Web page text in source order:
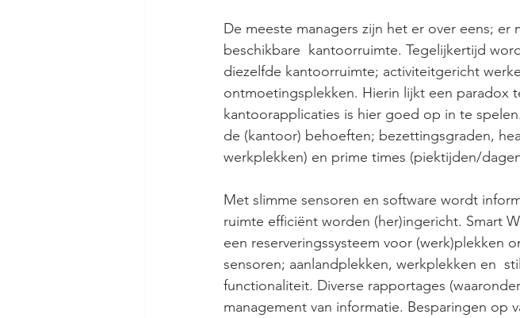
De meeste managers zijn het er over eens;
beschikbare  kantoorruimte. Tegelijkertijd
diezelfde kantoorruimte; activiteitgericht
ontmoetingsplekken. Hierin lijkt een paradox
kantoorapplicaties is hier goed op in te
de (kantoor) behoeften; bezettingsgraden,
werkplekken) en prime times (piektijden/
Met slimme sensoren en software wordt
ruimte efficiënt worden (her)ingericht. Smart
een reserveringssysteem voor (werk)plekken
sensoren; aanlandplekken, werkplekken en
functionaliteit. Diverse rapportages
management van informatie. Besparingen op